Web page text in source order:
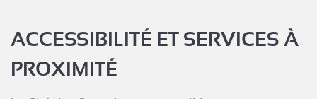
ACCESSIBILITÉ ET SERVICES À
PROXIMITÉ